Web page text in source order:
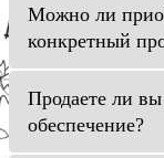
Можно ли
конкретный
Продаете ли
обеспечение?